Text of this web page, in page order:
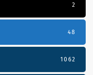
2
48
1062